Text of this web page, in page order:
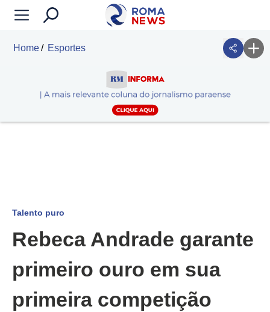
Home Esportes
Talento puro
Rebeca Andrade garante
primeiro ouro em sua
primeira competição